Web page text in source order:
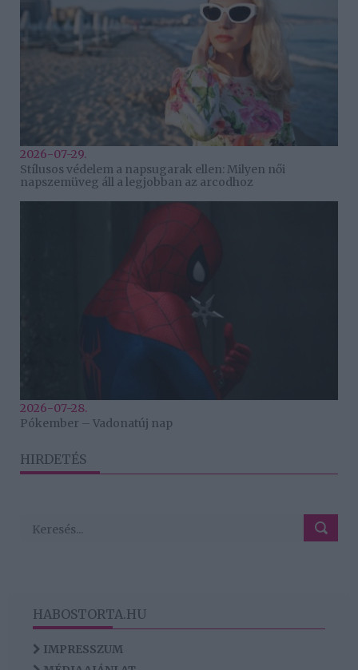
2026-07-29.
Stílusos védelem a napsugarak ellen: Milyen női
napszemüveg áll a legjobban az arcodhoz
2026-07-28.
Pókember – Vadonatúj nap
HIRDETÉS
HABOSTORTA.HU
IMPRESSZUM